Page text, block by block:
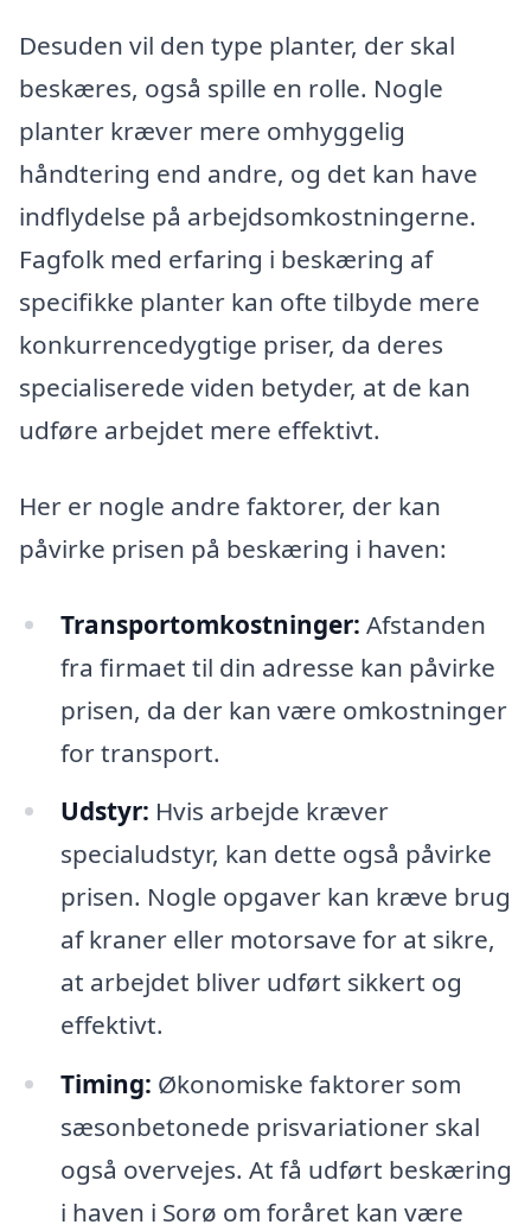
Desuden vil den type planter, der skal
beskæres, også spille en rolle. Nogle
planter kræver mere omhyggelig
håndtering end andre, og det kan have
indflydelse på arbejdsomkostningerne.
Fagfolk med erfaring i beskæring af
specifikke planter kan ofte tilbyde mere
konkurrencedygtige priser, da deres
specialiserede viden betyder, at de kan
udføre arbejdet mere effektivt.
Her er nogle andre faktorer, der kan
påvirke prisen på beskæring i haven:
Transportomkostninger: Afstanden
fra firmaet til din adresse kan påvirke
prisen, da der kan være omkostninger
for transport.
Udstyr: Hvis arbejde kræver
specialudstyr, kan dette også påvirke
prisen. Nogle opgaver kan kræve brug
af kraner eller motorsave for at sikre,
at arbejdet bliver udført sikkert og
effektivt.
Timing: Økonomiske faktorer som
sæsonbetonede prisvariationer skal
også overvejes. At få udført beskæring
i haven i Sorø om foråret kan være